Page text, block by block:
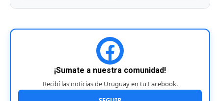
¡Sumate a nuestra comunidad!
Recibí las noticias de Uruguay en tu Facebook.